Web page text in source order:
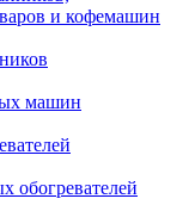
и кофемашин
машин
обогревателей